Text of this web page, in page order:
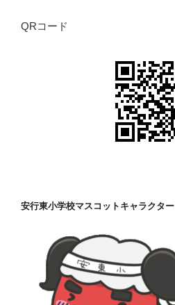
QRコード
安行東小学校マスコットキャラクター